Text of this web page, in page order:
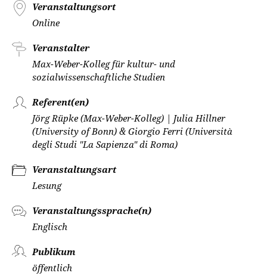
Veranstaltungsort
Online
Veranstalter
Max-Weber-Kolleg für kultur- und
sozialwissenschaftliche Studien
Referent(en)
Jörg Rüpke (Max-Weber-Kolleg) | Julia Hillner
(University of Bonn) & Giorgio Ferri (Università
degli Studi "La Sapienza" di Roma)
Veranstaltungsart
Lesung
Veranstaltungssprache(n)
Englisch
Publikum
öffentlich